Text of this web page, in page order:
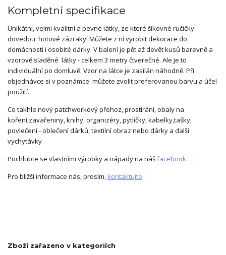
Kompletní specifikace
Unikátní, velmi kvalitní a pevné látky, ze které šikovné ručičky
dovedou hotové zázraky! Můžete z ní vyrobit dekorace do
domácnosti i osobité dárky. V balení je pět až devět kusů barevně a
vzorově sladěné látky - celkem 3 metry čtverečné. Ale je to
individuální po domluvě. Vzor na látce je zasílán náhodně. Při
objednávce si v poznámce můžete zvolit preferovanou barvu a účel
použití.
Co takhle nový patchworkový přehoz, prostírání, obaly na
koření,zavařeniny, knihy, organizéry, pytlíčky, kabelky,tašky,
povlečení - oblečení dárků, textilní obraz nebo dárky a další
vychytávky
Pochlubte se vlastními výrobky a nápady na nášfacebook:
Pro bližší informace nás, prosím, kontaktujte.
Zboží zařazeno v kategoriích